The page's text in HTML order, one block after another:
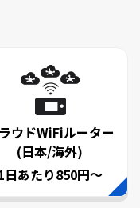
ウドWiFiルーター
(日本/海外)
日あたり850円～